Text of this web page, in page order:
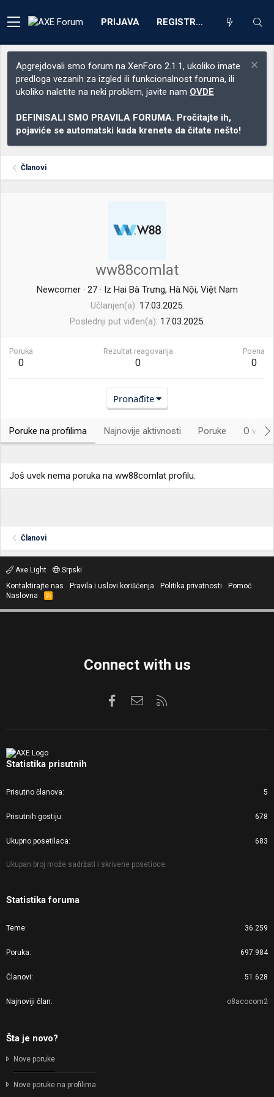
PRIJAVA REGISTRACIJA
Apgrejdovali smo forum na XenForo 2.1.1, ukoliko imate
predloga vezanih za izgled ili funkcionalnost foruma, ili
ukoliko naletite na neki problem, javite nam OVDE
DEFINISALI SMO PRAVILA FORUMA. Pročitajte ih,
pojaviće se automatski kada krenete da čitate nešto!
Članovi
ww88comlat
Newcomer · 27 · Iz Hai Bà Trưng, Hà Nội, Việt Nam
Učlanjen(a) 17.03.2025.
Poslednji put viđen(a) 17.03.2025.
Poruka
0
Rezultat reagovanja
0
Poena
0
Pronađite
Poruke na profilima Najnovije aktivnosti Poruke O
Još uvek nema poruka na ww88comlat profilu.
Članovi
Axe Light
Srpski
Kontaktirajte nas
Pravila i uslovi korišćenja Politika privatnosti
Pomoć
Naslovna
R
S
Connect with us
FacebookKontaktirajte nas
Statistika prisutnih
Prisutno članova 5
Prisutnih gostiju 678
Ukupno posetilaca 683
Ukupan broj može sadržati i skrivene posetioce.
Statistika foruma
Teme 36.259
Poruka 697.984
Članovi 51.628
Najnoviji član o8acocom2
Šta je novo?
Nove poruke
Nove poruke na profilima